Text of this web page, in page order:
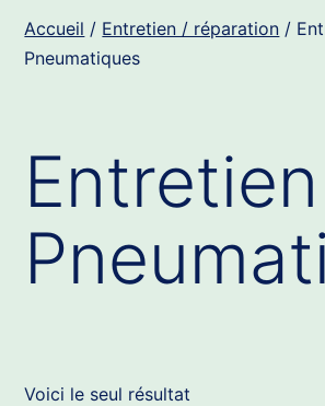
Accueil / Entretien / réparation /
Pneumatiques
Entretien
Voici le seul résultat